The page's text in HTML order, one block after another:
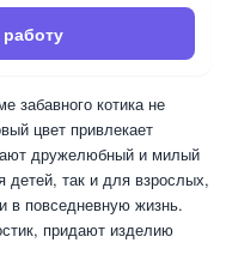
забавного котика не
цвет привлекает
дружелюбный и милый
детей, так и для взрослых,
в повседневную жизнь.
придают изделию